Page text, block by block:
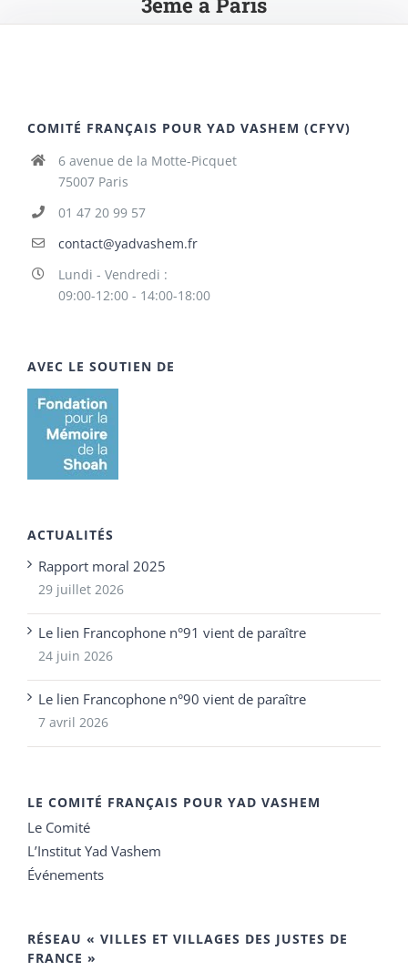
COMITÉ FRANÇAIS POUR YAD VASHEM (CFYV)
6 avenue de la Motte-Picquet
75007 Paris
01 47 20 99 57
contact@yadvashem.fr
Lundi - Vendredi :
09:00-12:00 - 14:00-18:00
AVEC LE SOUTIEN DE
ACTUALITÉS
Rapport moral 2025
29 juillet 2026
Le lien Francophone n°91 vient de paraître
24 juin 2026
Le lien Francophone n°90 vient de paraître
7 avril 2026
LE COMITÉ FRANÇAIS POUR YAD VASHEM
Le Comité
L’Institut Yad Vashem
Événements
RÉSEAU « VILLES ET VILLAGES DES JUSTES DE
FRANCE »